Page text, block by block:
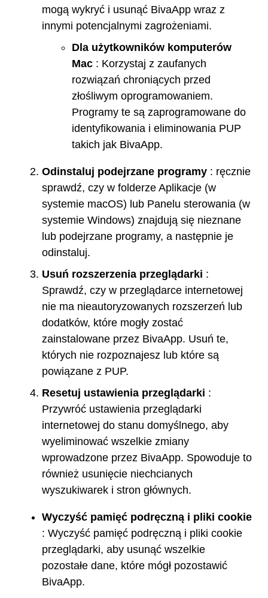
mogą wykryć i usunąć BivaApp wraz z
innymi potencjalnymi zagrożeniami.
Dla użytkowników komputerów
Mac : Korzystaj z zaufanych
rozwiązań chroniących przed
złośliwym oprogramowaniem.
Programy te są zaprogramowane do
identyfikowania i eliminowania PUP
takich jak BivaApp.
Odinstaluj podejrzane programy : ręcznie
sprawdź, czy w folderze Aplikacje (w
systemie macOS) lub Panelu sterowania (w
systemie Windows) znajdują się nieznane
lub podejrzane programy, a następnie je
odinstaluj.
Usuń rozszerzenia przeglądarki :
Sprawdź, czy w przeglądarce internetowej
nie ma nieautoryzowanych rozszerzeń lub
dodatków, które mogły zostać
zainstalowane przez BivaApp. Usuń te,
których nie rozpoznajesz lub które są
powiązane z PUP.
Resetuj ustawienia przeglądarki :
Przywróć ustawienia przeglądarki
internetowej do stanu domyślnego, aby
wyeliminować wszelkie zmiany
wprowadzone przez BivaApp. Spowoduje to
również usunięcie niechcianych
wyszukiwarek i stron głównych.
Wyczyść pamięć podręczną i pliki cookie
: Wyczyść pamięć podręczną i pliki cookie
przeglądarki, aby usunąć wszelkie
pozostałe dane, które mógł pozostawić
BivaApp.